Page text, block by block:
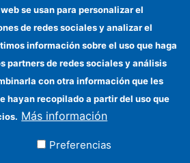
and Goods
se usan para personalizar el
de redes sociales y analizar el
información sobre el uso que haga
partners de redes sociales y análisis
con otra información que les
hayan recopilado a partir del uso que
Más información
Preferencias